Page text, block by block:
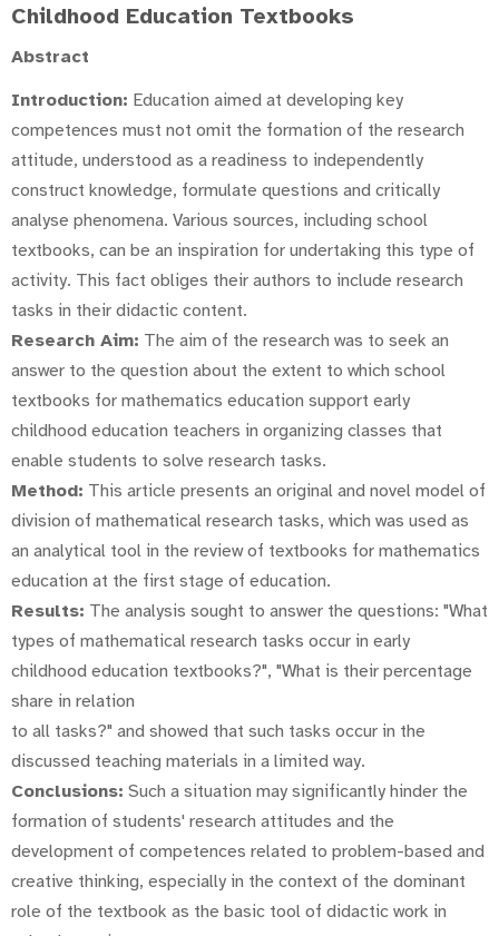
Childhood Education Textbooks
Abstract
Introduction: Education aimed at developing key
competences must not omit the formation of the research
attitude, understood as a readiness to independently
construct knowledge, formulate questions and critically
analyse phenomena. Various sources, including school
textbooks, can be an inspiration for undertaking this type of
activity. This fact obliges their authors to include research
tasks in their didactic content.
Research Aim: The aim of the research was to seek an
answer to the question about the extent to which school
textbooks for mathematics education support early
childhood education teachers in organizing classes that
enable students to solve research tasks.
Method: This article presents an original and novel model of
division of mathematical research tasks, which was used as
an analytical tool in the review of textbooks for mathematics
education at the first stage of education.
Results: The analysis sought to answer the questions: "What
types of mathematical research tasks occur in early
childhood education textbooks?", "What is their percentage
share in relation
to all tasks?" and showed that such tasks occur in the
discussed teaching materials in a limited way.
Conclusions: Such a situation may significantly hinder the
formation of students' research attitudes and the
development of competences related to problem-based and
creative thinking, especially in the context of the dominant
role of the textbook as the basic tool of didactic work in